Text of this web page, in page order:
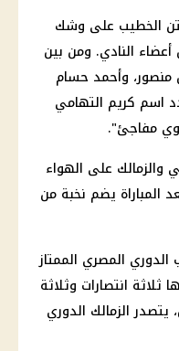
الخطيب على وشك
أعضاء النادي. ومن بين
منصور، وأحمد حسام
اسم كريم التهامي
مفاجئ".
والزمالك على الهواء
المباراة يضم نخبة من
الدوري المصري الممتاز
ثلاثة انتصارات وثلاثة
يتصدرالزمالك الدوري